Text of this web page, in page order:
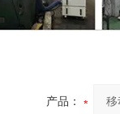
产品：